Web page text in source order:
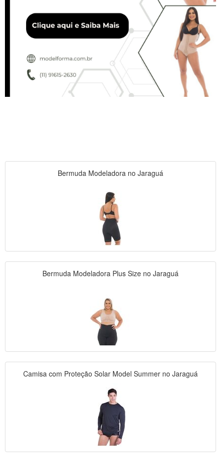
Bermuda Modeladora no Jaraguá
Bermuda Modeladora Plus Size no Jaraguá
Camisa com Proteção Solar Model Summer no Jaraguá